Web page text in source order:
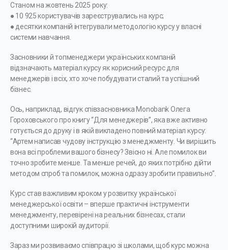
Станом на жовтень 2025 року:
● 10 925 користувачів зареєструвались на курс;
● десятки компаній інтегрували методологію курсу у власні
системи навчання.
Засновники й топменеджери українських компаній
відзначають матеріал курсу як корисний ресурс для
менеджерів і всіх, хто хоче побудувати сталий та успішний
бізнес.
Ось, наприклад, відгук співзасновника Monobank Олега
Гороховського про книгу “Для менеджерів”, яка вже активно
готується до друку і в якій викладено повний матеріал курсу:
“Артем написав чудову інструкцію з менеджменту. Чи вирішить
вона всі проблеми вашого бізнесу? Звісно ні. Але помилок ви
точно зробите менше. Та менше речей, до яких потрібно дійти
методом спроб та помилок, можна одразу зробити правильно”.
Курс став важливим кроком у розвитку української
менеджерської освіти – вперше практичні інструменти
менеджменту, перевірені на реальних бізнесах, стали
доступними широкій аудиторії.
Зараз ми розвиваємо співпрацю зі школами, щоб курс можна